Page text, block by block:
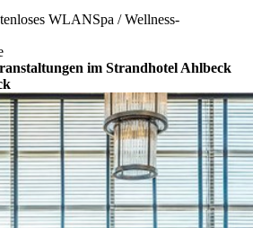
WLANSpa / Wellness-
im Strandhotel Ahlbeck